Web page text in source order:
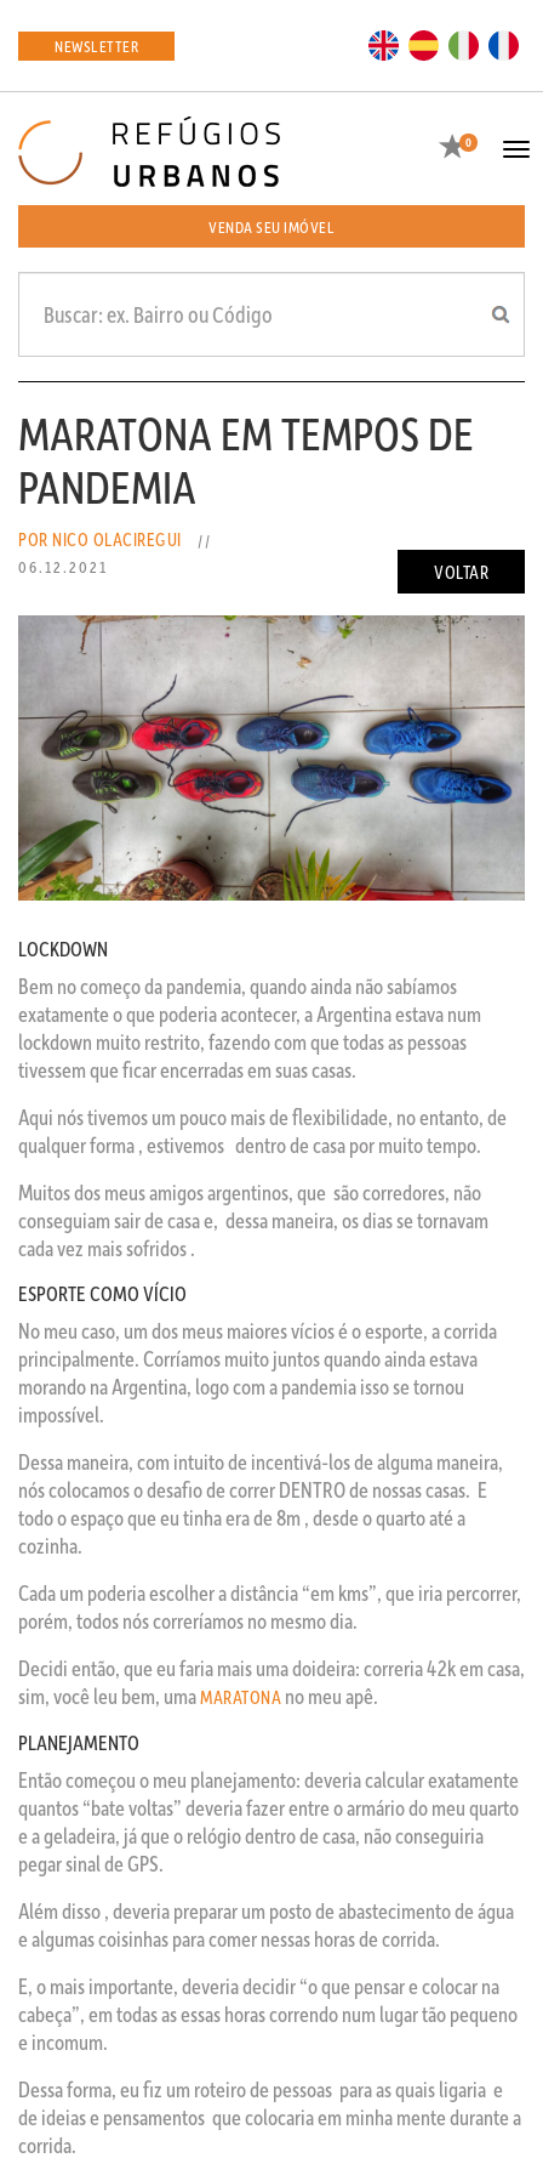
NEWSLETTER EN ES
Favoritos
0
VENDA SEU IMÓVEL
MARATONA EM TEMPOS DE
PANDEMIA
VOLTAR
POR NICO OLACIREGUI
//
06.12.2021
LOCKDOWN
Bem no começo da pandemia, quando ainda não sabíamos
exatamente o que poderia acontecer, a Argentina estava num
lockdown muito restrito, fazendo com que todas as pessoas
tivessem que ficar encerradas em suas casas.
Aqui nós tivemos um pouco mais de flexibilidade, no entanto, de
qualquer forma , estivemos dentro de casa por muito tempo.
Muitos dos meus amigos argentinos, que são corredores, não
conseguiam sair de casa e, dessa maneira, os dias se tornavam
cada vez mais sofridos .
ESPORTE COMO VÍCIO
No meu caso, um dos meus maiores vícios é o esporte, a corrida
principalmente. Corríamos muito juntos quando ainda estava
morando na Argentina, logo com a pandemia isso se tornou
impossível.
Dessa maneira, com intuito de incentivá-los de alguma maneira,
nós colocamos o desafio de correr DENTRO de nossas casas. E
todo o espaço que eu tinha era de 8m , desde o quarto até a
cozinha.
Cada um poderia escolher a distância “em kms”, que iria percorrer,
porém, todos nós correríamos no mesmo dia.
Decidi então, que eu faria mais uma doideira: correria 42k em casa,
sim, você leu bem, umaMARATONA no meu apê.
PLANEJAMENTO
Então começou o meu planejamento: deveria calcular exatamente
quantos “bate voltas” deveria fazer entre o armário do meu quarto
e a geladeira, já que o relógio dentro de casa, não conseguiria
pegar sinal de GPS.
Além disso , deveria preparar um posto de abastecimento de água
e algumas coisinhas para comer nessas horas de corrida.
E, o mais importante, deveria decidir “o que pensar e colocar na
cabeça”, em todas as essas horas correndo num lugar tão pequeno
e incomum.
Dessa forma, eu fiz um roteiro de pessoas para as quais ligaria e
de ideias e pensamentos que colocaria em minha mente durante a
corrida.